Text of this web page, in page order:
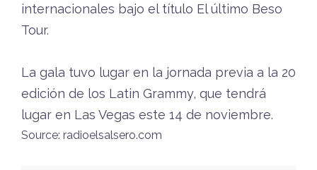
internacionales bajo el título El último Beso
Tour.
La gala tuvo lugar en la jornada previa a la 20
edición de los Latin Grammy, que tendrá
lugar en Las Vegas este 14 de noviembre.
Source: radioelsalsero.com